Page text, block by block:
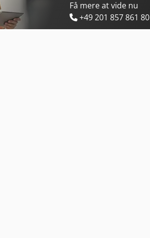
Få mere at vide nu
+49 201 857 861 80